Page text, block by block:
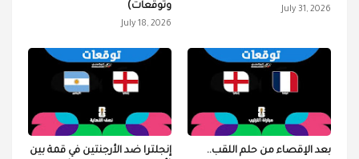
July 31, 2026
وتوقعات)
July 18, 2026
بعد الإقصاء من حلم اللقب..
إنجلترا ضد الأرجنتين في قمة بين